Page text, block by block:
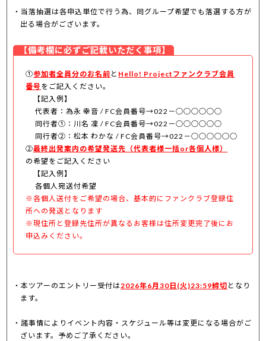
当落抽選は各申込単位で行う為、同グループ希望でも落選する方が
出る場合がございます。
【備考欄に必ずご記載いただく事項】
①参加者全員分のお名前 と Hello! Projectファンクラブ会員
番号 をご記入ください。
【記入例】
代表者：為永 幸音 / FC会員番号→022－○○○○○○
同行者①：川名 凜 / FC会員番号→022－○○○○○○
同行者②：松本 わかな / FC会員番号→022－○○○○○○
②最終出発案内の希望発送先（代表者様一括or各個人様）
の希望をご記入ください
【記入例】
各個人宛送付希望
※各個人送付をご希望の場合、基本的にファンクラブ登録住
所への発送となります
※現住所と登録先住所が異なるお客様は住所変更完了後にお
申込みください。
本ツアーのエントリー受付は2026年6月30日(火)23:59締切 となり
ます。
諸事情によりイベント内容・スケジュール等は変更になる場合がご
ざいます。予めご了承ください。